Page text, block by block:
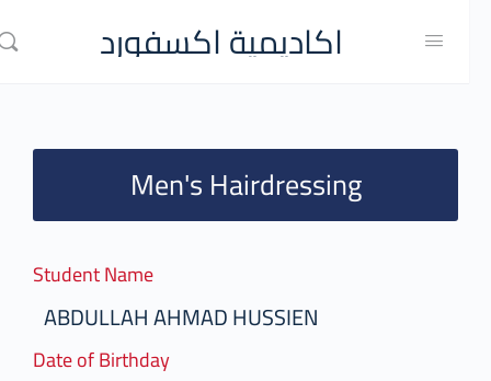
اكاديمية اكسفورد
Men's Hairdressing
Student Name
ABDULLAH AHMAD HUSSIEN
Date of Birthday